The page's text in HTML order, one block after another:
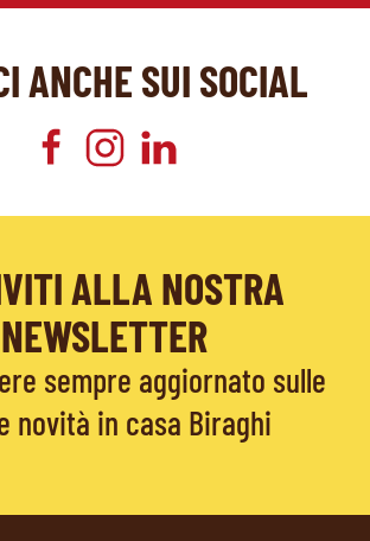
ANCHE SUI SOCIAL
ALLA NOSTRA
NEWSLETTER
sempre aggiornato sulle
novità in casa Biraghi